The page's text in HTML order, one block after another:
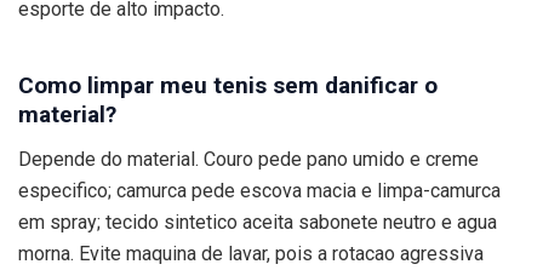
esporte de alto impacto.
Como limpar meu tenis sem danificar o
material?
Depende do material. Couro pede pano umido e creme
especifico; camurca pede escova macia e limpa-camurca
em spray; tecido sintetico aceita sabonete neutro e agua
morna. Evite maquina de lavar, pois a rotacao agressiva